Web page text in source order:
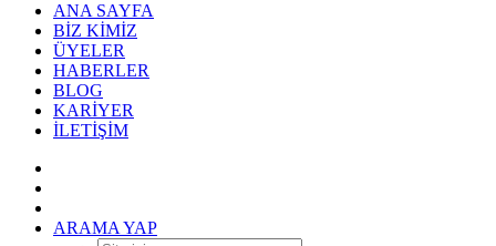
ANA SAYFA
BIZ KIMIZ
ÜYELER
HABERLER
BLOG
KARIYER
İLETIŞIM
ARAMA YAP